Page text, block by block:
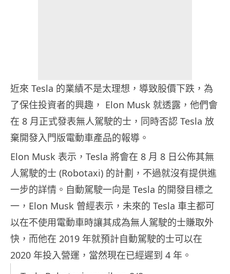
近來 Tesla 的業績不是太理想，導致股價下跌，為
了保住投資者的興趣， Elon Musk 就透露，他們會
在 8 月正式發表無人駕駛的士，同時否認 Tesla 放
棄開發入門版電動車產品的報導。
Elon Musk 表示，Tesla 將會在 8 月 8 日公佈其無
人駕駛的士 (Robotaxi) 的計劃，不過就沒有提供進
一步的詳情。自動駕駛一向是 Tesla 的開發目標之
一，Elon Musk 曾經表示，未來的 Tesla 車主都可
以在不使用電動車時讓其成為無人駕駛的士賺取外
快，而他在 2019 年就預計自動駕駛的士可以在
2020 年投入營運，當然現在已經遲到 4 年。